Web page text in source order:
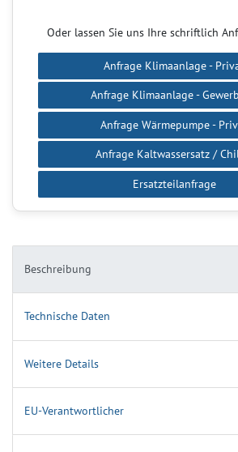
Beschreibung
Technische Daten
Weitere Details
EU-Verantwortlicher
Oder lassen Sie uns Ihre schriftlich
Anfrage Klimaanlage -
Anfrage Klimaanlage -
Anfrage Wärmepumpe -
Anfrage Kaltwassersatz /
Ersatzteilanfrage